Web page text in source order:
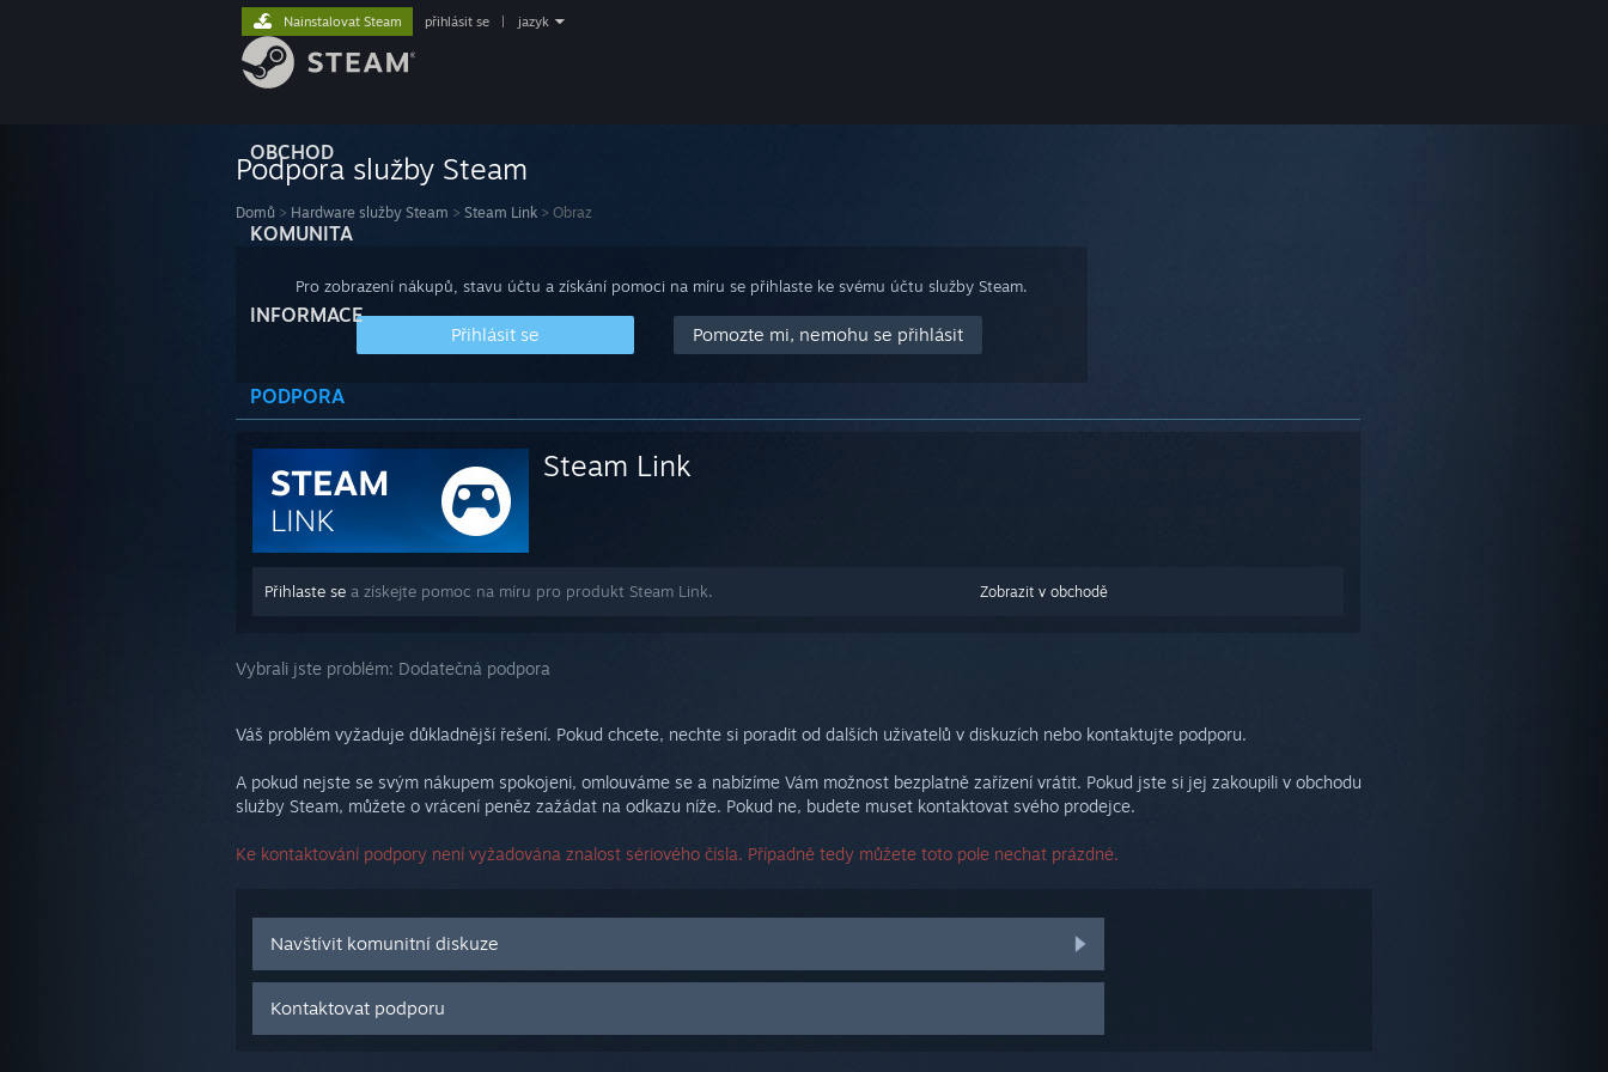
OBCHOD
KOMUNITA
INFORMACE
PODPORA
Nainstalovat Steam přihlásit se jazyk
Podpora služby Steam
Domů > Hardware služby Steam > Steam Link > Obraz
Pro zobrazení nákupů, stavu účtu a získání pomoci na míru se přihlaste ke svému účtu služby Steam.
Přihlásit se Pomozte mi, nemohu se přihlásit
Steam Link
Zobrazit v obchodě
Přihlaste se a získejte pomoc na míru pro produkt Steam Link.
Vybrali jste problém: Dodatečná podpora
Váš problém vyžaduje důkladnější řešení. Pokud chcete, nechte si poradit od dalších uživatelů v diskuzích nebo kontaktujte podporu.
A pokud nejste se svým nákupem spokojeni, omlouváme se a nabízíme Vám možnost bezplatně zařízení vrátit. Pokud jste si jej zakoupili v obchodu
služby Steam, můžete o vrácení peněz zažádat na odkazu níže. Pokud ne, budete muset kontaktovat svého prodejce.
Ke kontaktování podpory není vyžadována znalost sériového čísla. Případně tedy můžete toto pole nechat prázdné.
Navštívit komunitní diskuze
Kontaktovat podporu